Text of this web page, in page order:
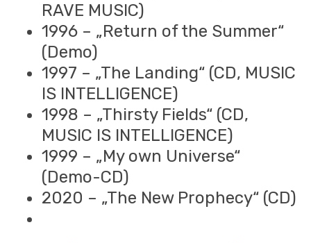
RAVE MUSIC)
1996 – „Return of the Summer“
(Demo)
1997 – „The Landing“ (CD, MUSIC
IS INTELLIGENCE)
1998 – „Thirsty Fields“ (CD,
MUSIC IS INTELLIGENCE)
1999 – „My own Universe“
(Demo-CD)
2020 – „The New Prophecy“ (CD)